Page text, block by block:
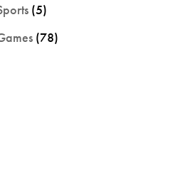
(5)
(78)